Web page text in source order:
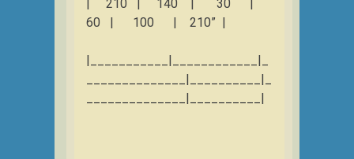
| 210 | 140 | 30 |
60 | 100 | 210” |
|___________|____________|_
______________|__________|_
______________|__________|